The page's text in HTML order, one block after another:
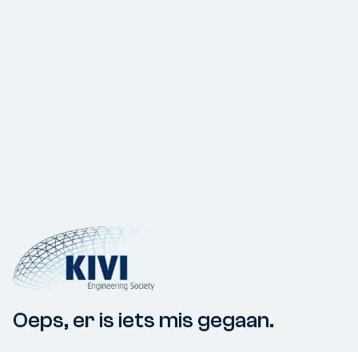
Oeps, er is iets mis gegaan.